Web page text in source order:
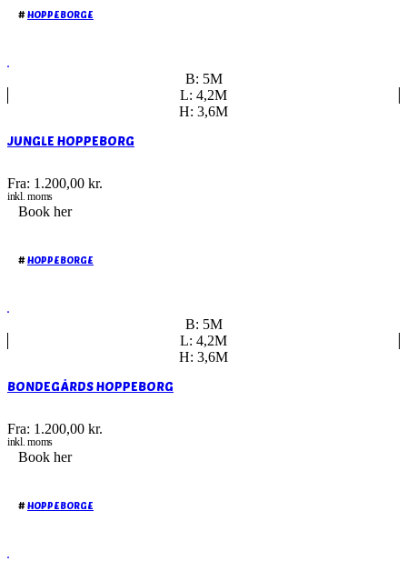
#HOPPEBORGE
B: 5M
L: 4,2M
H: 3,6M
JUNGLE HOPPEBORG
Fra: 1.200,00 kr.
inkl. moms
Book her
#HOPPEBORGE
B: 5M
L: 4,2M
H: 3,6M
BONDEGÅRDS HOPPEBORG
Fra: 1.200,00 kr.
inkl. moms
Book her
#HOPPEBORGE